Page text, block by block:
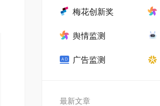
梅花创新奖
舆情监测
广告监测
最新文章